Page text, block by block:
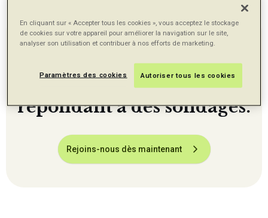
Nous changeons la façon
dont les gens gagnent de
l'argent en ligne en
répondant à des sondages.
Rejoins-nous dès maintenant
En cliquant sur « Accepter tous les cookies », vous acceptez le stockage
de cookies sur votre appareil pour améliorer la navigation sur le site,
analyser son utilisation et contribuer à nos efforts de marketing.
Autoriser tous les cookies
Paramètres des cookies